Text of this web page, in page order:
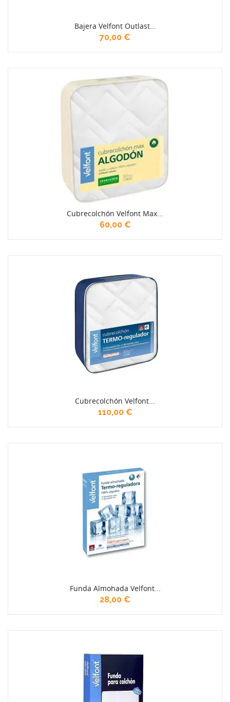
Bajera Velfont Outlast...
70,00 €
Cubrecolchón Velfont Max...
60,00 €
Cubrecolchón Velfont...
110,00 €
Funda Almohada Velfont...
28,00 €